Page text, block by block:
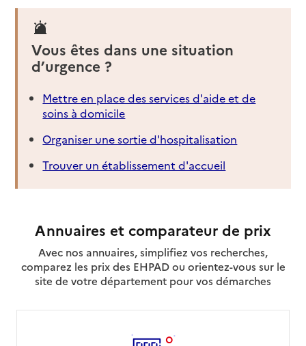
Vous êtes dans une situation
d’urgence ?
Mettre en place des services d'aide et de
soins à domicile
Organiser une sortie d'hospitalisation
Trouver un établissement d'accueil
Annuaires et comparateur de prix
Avec nos annuaires, simplifiez vos recherches,
comparez les prix des EHPAD ou orientez-vous sur le
site de votre département pour vos démarches